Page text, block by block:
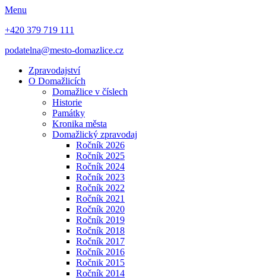
Menu
+420 379 719 111
podatelna@mesto-domazlice.cz
Zpravodajství
O Domažlicích
Domažlice v číslech
Historie
Památky
Kronika města
Domažlický zpravodaj
Ročník 2026
Ročník 2025
Ročník 2024
Ročník 2023
Ročník 2022
Ročník 2021
Ročník 2020
Ročník 2019
Ročník 2018
Ročník 2017
Ročník 2016
Ročnik 2015
Ročník 2014